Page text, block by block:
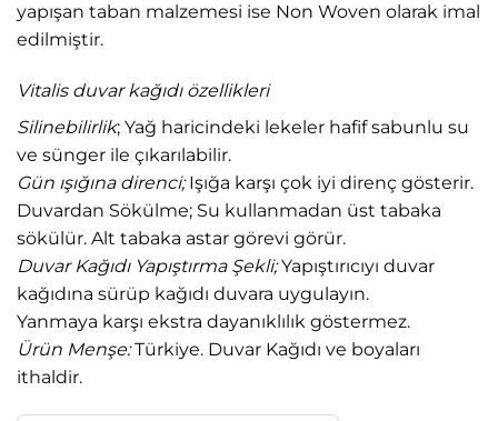
yapışan taban malzemesi ise Non Woven olarak imal
edilmiştir.
Vitalis duvar kağıdı özellikleri
Silinebilirlik; Yağ haricindeki lekeler hafif sabunlu su
ve sünger ile çıkarılabilir.
Gün ışığına direnci;Işığa karşı çok iyi direnç gösterir.
Duvardan Sökülme; Su kullanmadan üst tabaka
sökülür. Alt tabaka astar görevi görür.
Duvar Kağıdı Yapıştırma Şekli;Yapıştırıcıyı duvar
kağıdına sürüp kağıdı duvara uygulayın.
Yanmaya karşı ekstra dayanıklılık göstermez.
Ürün Menşe:Türkiye. Duvar Kağıdı ve boyaları
ithaldir.